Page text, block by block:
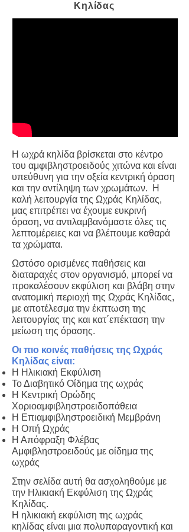
Κηλίδας
Η ωχρά κηλίδα βρίσκεται στο κέντρο
του αμφιβληστροειδούς χιτώνα και είναι
υπεύθυνη για την οξεία κεντρική όραση
και την αντίληψη των χρωμάτων. Η
καλή λειτουργία της Ωχράς Κηλίδας,
μας επιτρέπει να έχουμε ευκρινή
όραση, να αντιλαμβανόμαστε όλες τις
λεπτομέρειες και να βλέπουμε καθαρά
τα χρώματα.
Ωστόσο ορισμένες παθήσεις και
διαταραχές στον οργανισμό, μπορεί να
προκαλέσουν εκφύλιση και βλάβη στην
ανατομική περιοχή της Ωχράς Κηλίδας,
με αποτέλεσμα την έκπτωση της
λειτουργίας της και κατ΄επέκταση την
μείωση της όρασης.
Οι πιο κοινές παθήσεις της Ωχράς
Κηλίδας είναι:
Η Ηλικιακή Εκφύλιση
Το Διαβητικό Oίδημα της ωχράς
Η Κεντρική Oρώδης
Xοριοαμφιβληστροειδοπάθεια
Η Επιαμφιβληστροειδική Μεμβράνη
Η Οπή Ωχράς
Η Απόφραξη Φλέβας
Αμφιβληστροειδούς με οίδημα της
ωχράς
Στην σελίδα αυτή θα ασχοληθούμε με
την Ηλικιακή Εκφύλιση της Ωχράς
Κηλίδας.
Η ηλικιακή εκφύλιση της ωχράς
κηλίδας είναι μια πολυπαραγοντική και